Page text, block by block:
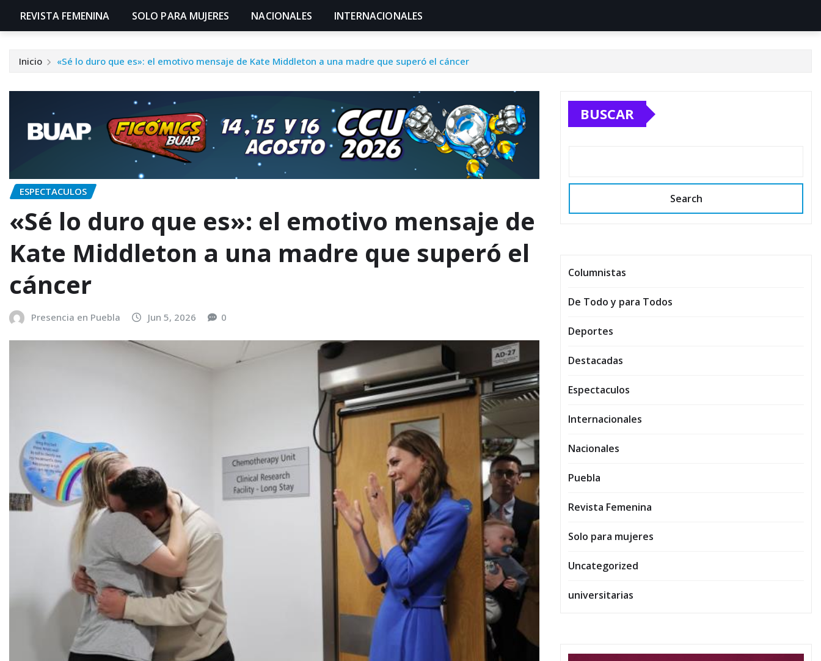
REVISTA FEMENINA SOLO PARA MUJERES NACIONALES INTERNACIONALES
Inicio «Sé lo duro que es»: el emotivo mensaje de Kate Middleton a una madre que superó el cáncer
ESPECTACULOS
«Sé lo duro que es»: el emotivo mensaje de
Kate Middleton a una madre que superó el
cáncer
Presencia en Puebla Jun 5, 2026 0
BUSCAR
Search
Columnistas
De Todo y para Todos
Deportes
Destacadas
Espectaculos
Internacionales
Nacionales
Puebla
Revista Femenina
Solo para mujeres
Uncategorized
universitarias